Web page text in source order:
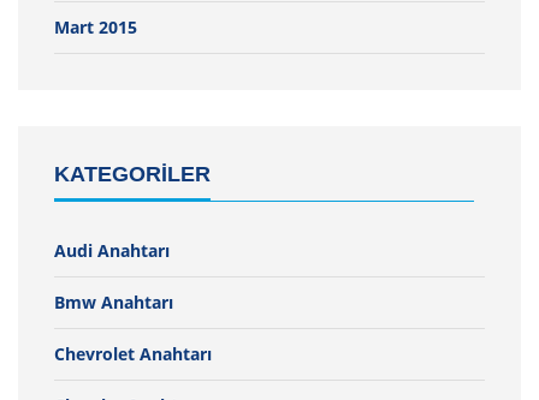
Mart 2015
KATEGORILER
Audi Anahtarı
Bmw Anahtarı
Chevrolet Anahtarı